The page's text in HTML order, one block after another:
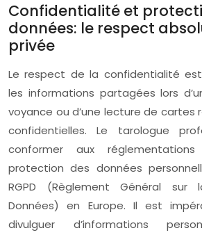
Confidentialité et
données: le respect
privée
Le respect de la confidentialité
les informations partagées lors
voyance ou d’une lecture de
confidentielles. Le tarologue
conformer aux
protection des données
RGPD (Règlement Général sur
Données) en Europe. Il est
divulguer d’informations